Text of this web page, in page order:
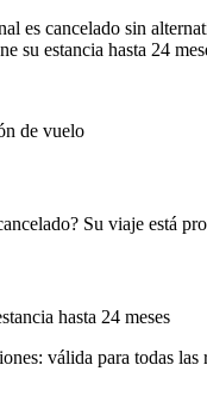
es cancelado sin
su estancia hasta 24
de vuelo
Su viaje está
hasta 24 meses
válida para todas las